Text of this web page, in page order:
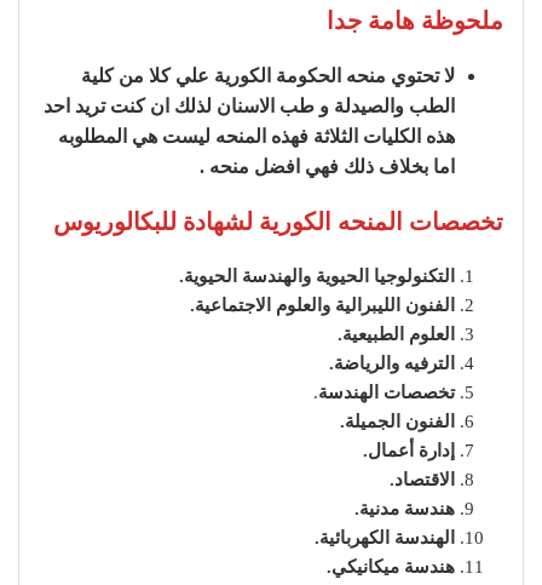
ملحوظة هامة جدا
لا تحتوي منحه الحكومة الكورية علي كلا من كلية
الطب والصيدلة و طب الاسنان لذلك ان كنت تريد احد
هذه الكليات الثلاثة فهذه المنحه ليست هي المطلوبه
اما بخلاف ذلك فهي افضل منحه .
تخصصات المنحه الكورية لشهادة للبكالوريوس
التكنولوجيا الحيوية والهندسة الحيوية.
الفنون الليبرالية والعلوم الاجتماعية.
العلوم الطبيعية.
الترفيه والرياضة.
تخصصات الهندسة.
الفنون الجميلة.
إدارة أعمال.
الاقتصاد.
هندسة مدنية.
الهندسة الكهربائية.
هندسة ميكانيكي.